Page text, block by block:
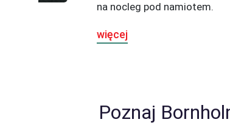
na nocleg pod namiotem.
więcej
Poznaj